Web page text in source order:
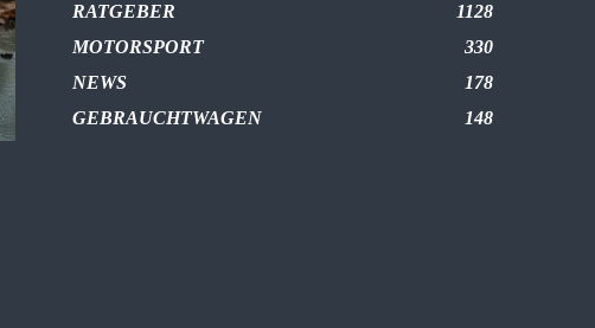
RATGEBER
1128
MOTORSPORT
330
NEWS
178
GEBRAUCHTWAGEN
148